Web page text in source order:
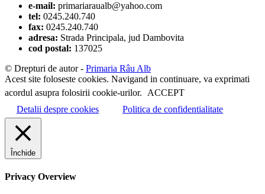
e-mail: primariaraualb@yahoo.com
tel: 0245.240.740
fax: 0245.240.740
adresa: Strada Principala, jud Dambovita
cod postal: 137025
© Drepturi de autor - Primaria Râu Alb
Acest site foloseste cookies. Navigand in continuare, va exprimati
acordul asupra folosirii cookie-urilor.
ACCEPT
Detalii despre cookies
Politica de confidentialitate
Închide
Privacy Overview